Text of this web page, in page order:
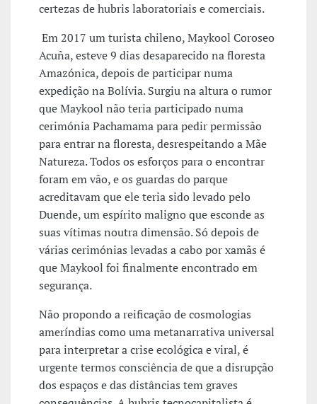
certezas de hubris laboratoriais e comerciais.
Em 2017 um turista chileno, Maykool Coroseo
Acuña, esteve 9 dias desaparecido na floresta
Amazónica, depois de participar numa
expedição na Bolívia. Surgiu na altura o rumor
que Maykool não teria participado numa
cerimónia Pachamama para pedir permissão
para entrar na floresta, desrespeitando a Mãe
Natureza. Todos os esforços para o encontrar
foram em vão, e os guardas do parque
acreditavam que ele teria sido levado pelo
Duende, um espírito maligno que esconde as
suas vítimas noutra dimensão. Só depois de
várias cerimónias levadas a cabo por xamãs é
que Maykool foi finalmente encontrado em
segurança.
Não propondo a reificação de cosmologias
ameríndias como uma metanarrativa universal
para interpretar a crise ecológica e viral, é
urgente termos consciência de que a disrupção
dos espaços e das distâncias tem graves